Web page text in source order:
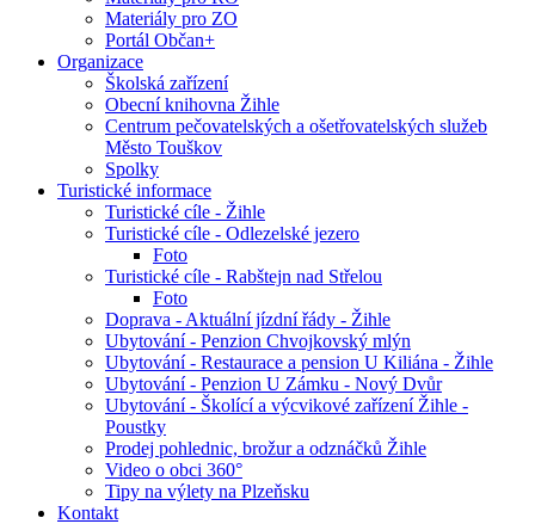
Materiály pro ZO
Portál Občan+
Organizace
Školská zařízení
Obecní knihovna Žihle
Centrum pečovatelských a ošetřovatelských služeb
Město Touškov
Spolky
Turistické informace
Turistické cíle - Žihle
Turistické cíle - Odlezelské jezero
Foto
Turistické cíle - Rabštejn nad Střelou
Foto
Doprava - Aktuální jízdní řády - Žihle
Ubytování - Penzion Chvojkovský mlýn
Ubytování - Restaurace a pension U Kiliána - Žihle
Ubytování - Penzion U Zámku - Nový Dvůr
Ubytování - Školící a výcvikové zařízení Žihle -
Poustky
Prodej pohlednic, brožur a odznáčků Žihle
Video o obci 360°
Tipy na výlety na Plzeňsku
Kontakt